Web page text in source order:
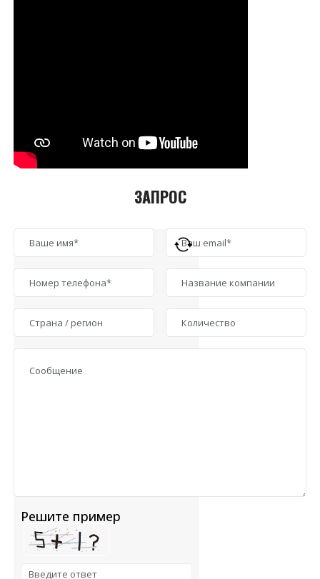
ЗАПРОС
Решите пример